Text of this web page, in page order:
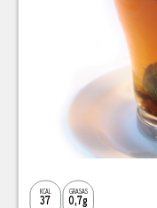
KCAL
37
GRASAS
0,7g